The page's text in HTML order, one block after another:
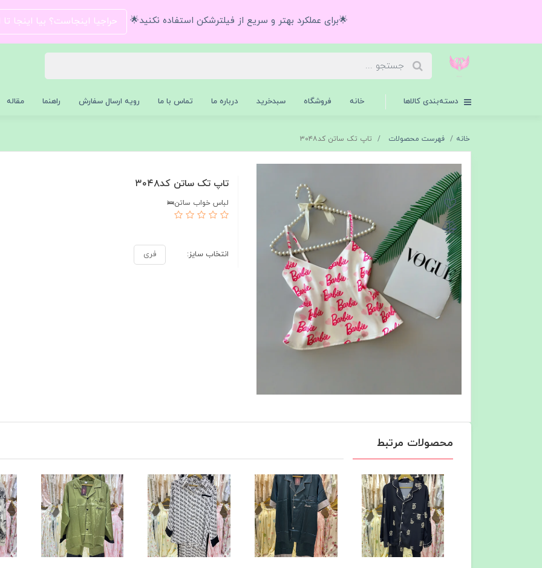
🌟برای عملکرد بهتر و سریع از فیلترشکن استفاده نکنید🌟 حراجیا اینجاست؟ بیا اینجا
دسته‌بندی کالاها خانه فروشگاه سبدخرید درباره ما تماس با ما رویه ارسال سفارش راهنما مقاله
خانه فهرست محصولات تاپ تک ساتن کد۳۰۴۸
تاپ تک ساتن کد۳۰۴۸
لباس خواب ساتن🛌
انتخاب سایز: فری
محصولات مرتبط